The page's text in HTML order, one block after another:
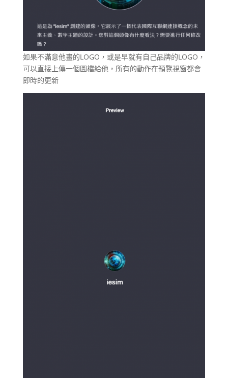
如果不滿意他畫的LOGO，或是早就有自己品牌的LOGO，
可以直接上傳一個圖檔給他，所有的動作在預覽視窗都會
即時的更新